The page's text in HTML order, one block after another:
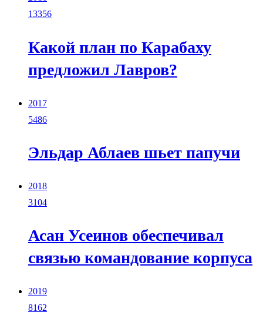
13356
Какой план по Карабаху
предложил Лавров?
2017
5486
Эльдар Аблаев шьет папучи
2018
3104
Асан Усеинов обеспечивал
связью командование корпуса
2019
8162